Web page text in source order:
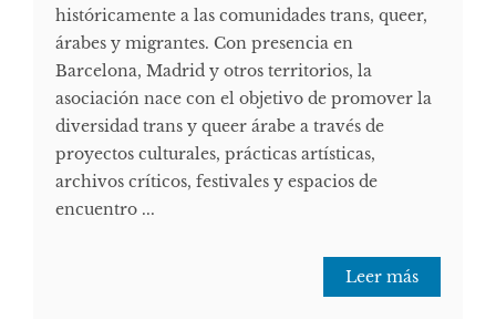
históricamente a las comunidades trans, queer,
árabes y migrantes. Con presencia en
Barcelona, Madrid y otros territorios, la
asociación nace con el objetivo de promover la
diversidad trans y queer árabe a través de
proyectos culturales, prácticas artísticas,
archivos críticos, festivales y espacios de
encuentro ...
Leer más